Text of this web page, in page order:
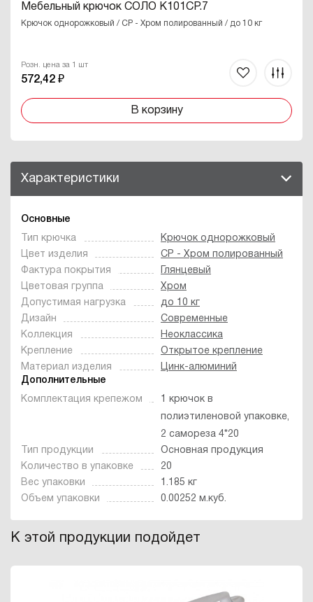
Мебельный крючок СОЛО K101CP.7
Крючок однорожковый / CP - Хром полированный / до 10 кг
Розн. цена за 1 шт
572,42 ₽
В корзину
Характеристики
Основные
Тип крючка
Крючок однорожковый
Цвет изделия
CP - Хром полированный
Фактура покрытия
Глянцевый
Цветовая группа
Хром
Допустимая нагрузка
до 10 кг
Дизайн
Современные
Коллекция
Неоклассика
Крепление
Открытое крепление
Материал изделия
Цинк-алюминий
Дополнительные
Комплектация крепежом
1 крючок в
полиэтиленовой упаковке,
2 самореза 4*20
Тип продукции
Основная продукция
Количество в упаковке
20
Вес упаковки
1.185 кг
Объем упаковки
0.00252 м.куб.
К этой продукции подойдет